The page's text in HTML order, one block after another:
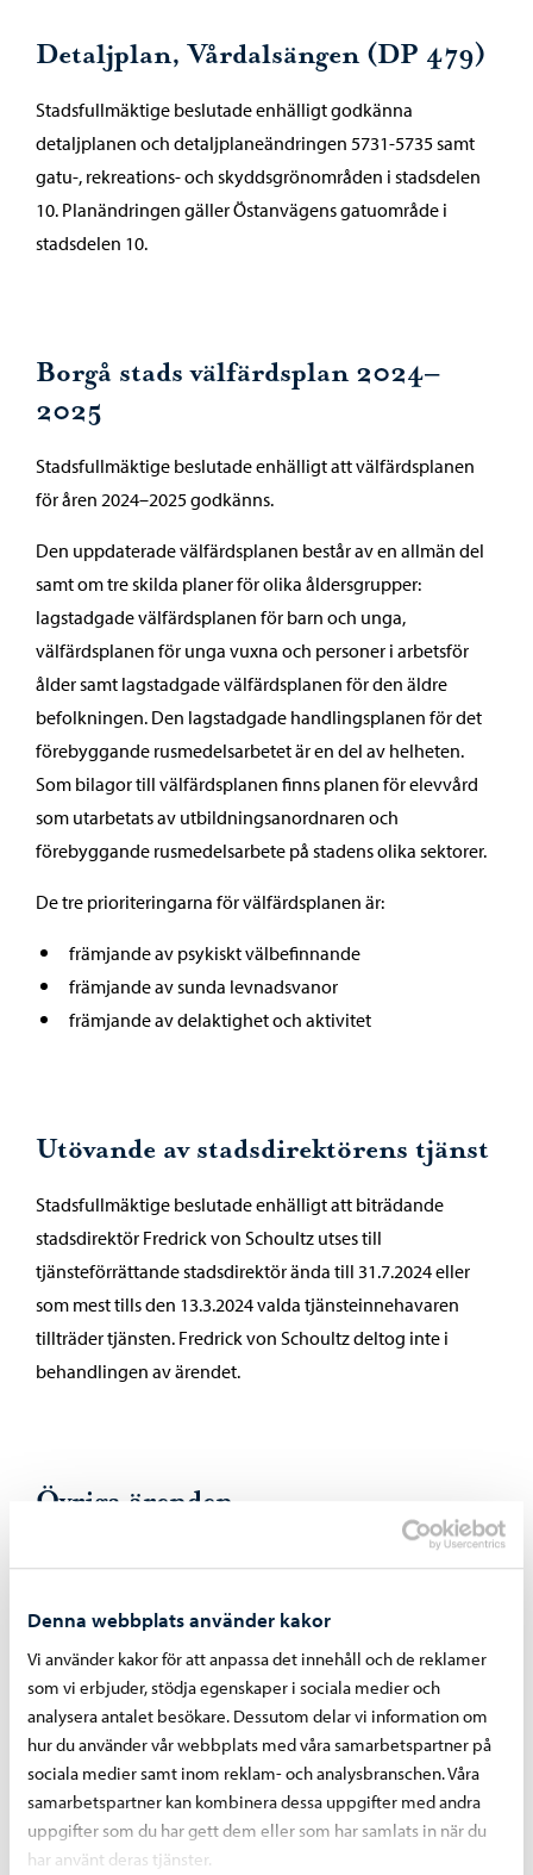
Denna webbplats använder kakor
Vi använder kakor för att anpassa det innehåll och de reklamer
som vi erbjuder, stödja egenskaper i sociala medier och
analysera antalet besökare. Dessutom delar vi information om
hur du använder vår webbplats med våra samarbetspartner på
sociala medier samt inom reklam- och analysbranschen. Våra
samarbetspartner kan kombinera dessa uppgifter med andra
uppgifter som du har gett dem eller som har samlats in när du
har använt deras tjänster.
Detaljplan, Vårdalsängen (DP 479)
Stadsfullmäktige beslutade enhälligt godkänna
detaljplanen och detaljplaneändringen 5731-5735 samt
gatu-, rekreations- och skyddsgrönområden i stadsdelen
10. Planändringen gäller Östanvägens gatuområde i
stadsdelen 10.
Borgå stads välfärdsplan 2024–
2025
Stadsfullmäktige beslutade enhälligt att välfärdsplanen
för åren 2024–2025 godkänns.
Den uppdaterade välfärdsplanen består av en allmän del
samt om tre skilda planer för olika åldersgrupper:
lagstadgade välfärdsplanen för barn och unga,
välfärdsplanen för unga vuxna och personer i arbetsför
ålder samt lagstadgade välfärdsplanen för den äldre
befolkningen. Den lagstadgade handlingsplanen för det
förebyggande rusmedelsarbetet är en del av helheten.
Som bilagor till välfärdsplanen finns planen för elevvård
som utarbetats av utbildningsanordnaren och
förebyggande rusmedelsarbete på stadens olika sektorer.
De tre prioriteringarna för välfärdsplanen är:
främjande av psykiskt välbefinnande
främjande av sunda levnadsvanor
främjande av delaktighet och aktivitet
Utövande av stadsdirektörens tjänst
Stadsfullmäktige beslutade enhälligt att biträdande
stadsdirektör Fredrick von Schoultz utses till
tjänsteförrättande stadsdirektör ända till 31.7.2024 eller
som mest tills den 13.3.2024 valda tjänsteinnehavaren
tillträder tjänsten. Fredrick von Schoultz deltog inte i
behandlingen av ärendet.
Övriga ärenden
I de övriga ärendena beslutade stadsfullmäktige enhälligt
Stadsfullmäktiges föredragningslista
Dela på FacebookDela på LinkedInDela på WhatsApp
Liknande nyheter